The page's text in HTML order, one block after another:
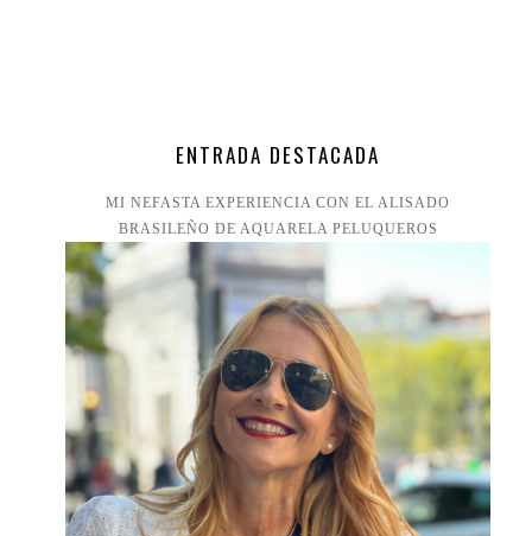
ENTRADA DESTACADA
MI NEFASTA EXPERIENCIA CON EL ALISADO
BRASILEÑO DE AQUARELA PELUQUEROS